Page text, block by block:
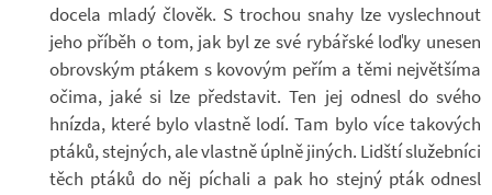
do­cela mladý člo­věk. S tro­chou snahy lze vy­slech­nout
jeho pří­běh o tom, jak byl ze své ry­bář­ské loďky une­sen
ob­rov­ským ptá­kem s ko­vo­vým peřím a těmi nej­vět­šíma
očima, jaké si lze před­sta­vit. Ten jej od­nesl do svého
hnízda, které bylo vlastně lodí. Tam bylo více ta­ko­vých
ptáků, stej­ných, ale vlastně úplně ji­ných. Lid­ští slu­žeb­níci
těch ptáků do něj pí­chali a pak ho stejný pták od­nesl